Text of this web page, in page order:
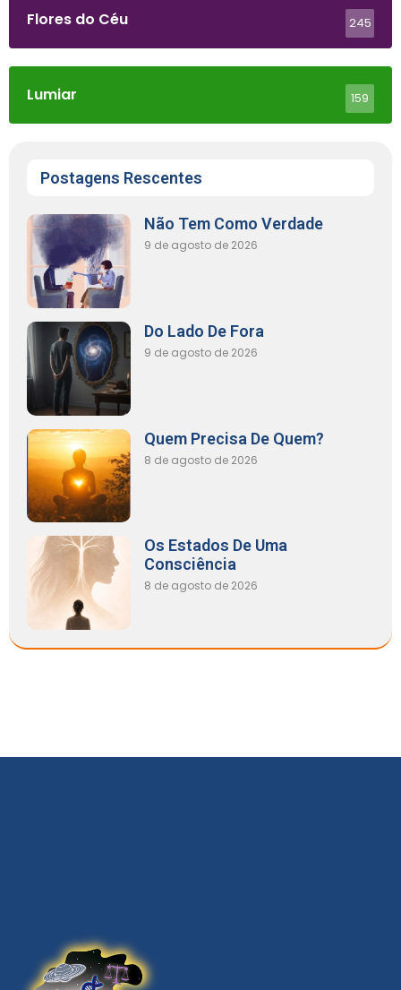
Flores do Céu 245
Lumiar 159
Postagens Rescentes
Não Tem Como Verdade
9 de agosto de 2026
Do Lado De Fora
9 de agosto de 2026
Quem Precisa De Quem?
8 de agosto de 2026
Os Estados De Uma
Consciência
8 de agosto de 2026